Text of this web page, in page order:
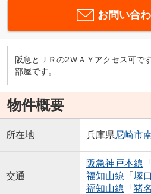
お問い合
阪急とＪＲの2ＷＡＹアクセス可で
部屋です。
物件概要
所在地 兵庫県尼崎市
交通
阪急神戸本線 「
福知山線 「 塚口
福知山線 「 猪